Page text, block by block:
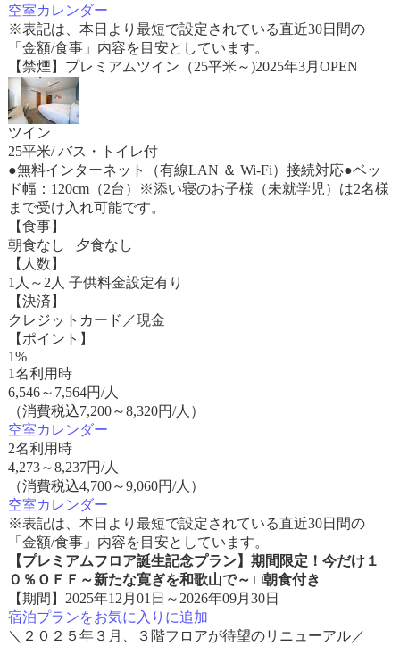
空室カレンダー
※表記は、本日より最短で設定されている直近30日間の
「金額/食事」内容を目安としています。
【禁煙】プレミアムツイン（25平米～)2025年3月OPEN
ツイン
25平米/ バス・トイレ付
●無料インターネット（有線LAN ＆ Wi-Fi）接続対応●ベッ
ド幅：120cm（2台）※添い寝のお子様（未就学児）は2名様
まで受け入れ可能です。
【食事】
朝食なし 夕食なし
【人数】
1人～2人 子供料金設定有り
【決済】
クレジットカード／現金
【ポイント】
1%
1名利用時
6,546～ 7,564円/人
（消費税込7,200～8,320円/人）
空室カレンダー
2名利用時
4,273～8,237円/人
（消費税込4,700～9,060円/人）
空室カレンダー
※表記は、本日より最短で設定されている直近30日間の
「金額/食事」内容を目安としています。
【プレミアムフロア誕生記念プラン】期間限定！今だけ１
０％ＯＦＦ～新たな寛ぎを和歌山で～ □朝食付き
【期間】2025年12月01日～2026年09月30日
宿泊プランをお気に入りに追加
＼２０２５年３月、３階フロアが待望のリニューアル／